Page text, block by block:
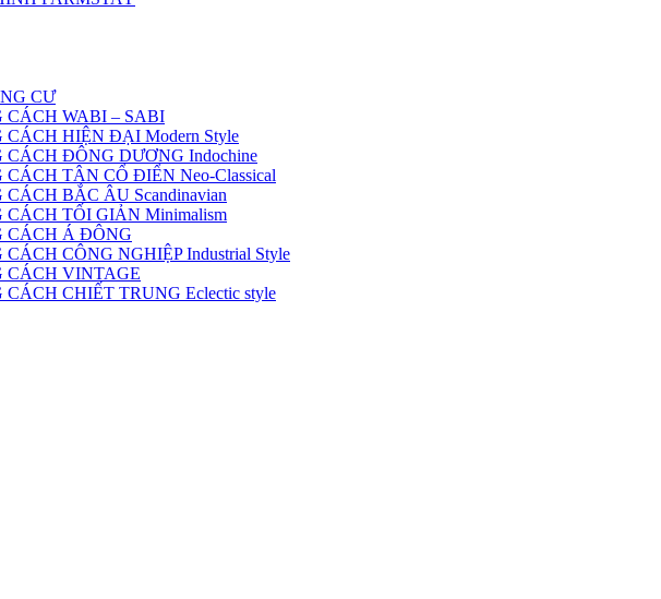
CƯ
CÁCH WABI – SABI
HIỆN ĐẠI Modern Style
ĐÔNG DƯƠNG Indochine
TÂN CỔ ĐIỂN Neo-Classical
BẮC ÂU Scandinavian
TỐI GIẢN Minimalism
CÁCH Á ĐÔNG
CÔNG NGHIỆP Industrial Style
CÁCH VINTAGE
CHIẾT TRUNG Eclectic style